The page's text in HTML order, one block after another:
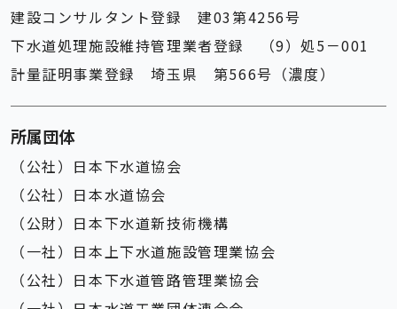
建設コンサルタント登録 建03第4256号
下水道処理施設維持管理業者登録 （9）処5－001
計量証明事業登録 埼玉県 第566号（濃度）
所属団体
（公社）日本下水道協会
（公社）日本水道協会
（公財）日本下水道新技術機構
（一社）日本上下水道施設管理業協会
（公社）日本下水道管路管理業協会